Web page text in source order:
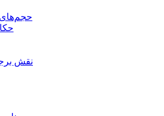
نقش